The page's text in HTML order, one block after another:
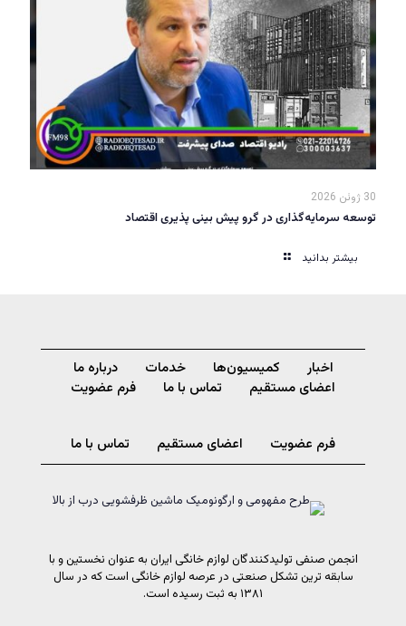
30 ژوئن 2026
توسعه سرمایه‌گذاری در گرو پیش بینی پذیری اقتصاد
بیشتر بدانید
اخبار کمیسیون‌ها خدمات
درباره ما
اعضای مستقیم
تماس با ما فرم عضویت
فرم عضویت اعضای مستقیم تماس با ما
انجمن صنفی تولیدکنندگان لوازم خانگی ایران به عنوان نخستین و با
سابقه ترین تشکل صنعتی در عرصه لوازم خانگی است که در سال
۱۳۸۱ به ثبت رسیده است.